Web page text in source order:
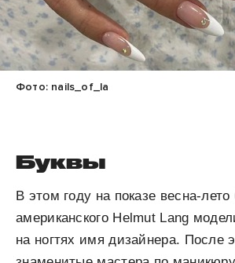
Фото: nails_of_la
Буквы
В этом году на показе весна-
американского Helmut Lang
на ногтях имя дизайнера. После